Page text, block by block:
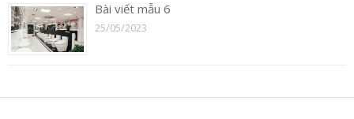
Bài viết mẫu 6
25/05/2023